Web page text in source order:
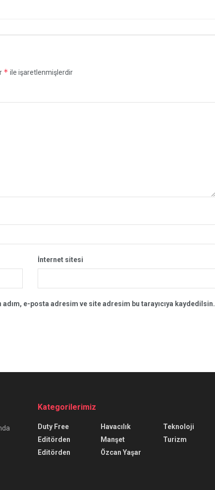
* ile işaretlenmişlerdir
İnternet sitesi
e-posta adresim ve site adresim bu tarayıcıya kaydedilsin.
Kategorilerimiz
Duty Free
Editörden
Editörden
Havacılık
Manşet
Özcan Yaşar
Teknoloji
Turizm